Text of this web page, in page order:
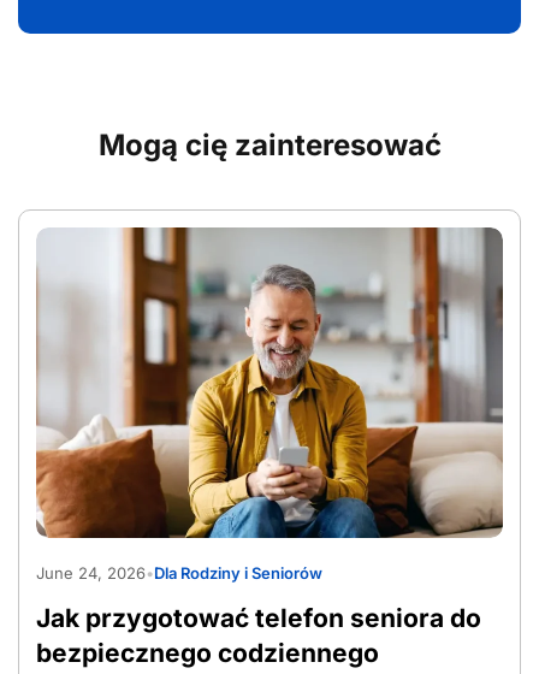
Mogą cię zainteresować
AdobeStock_1565597090
June 24, 2026•Dla Rodziny i Seniorów
Jak przygotować telefon seniora do
bezpiecznego codziennego